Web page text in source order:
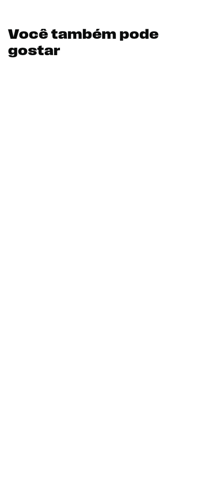
Você também pode
gostar